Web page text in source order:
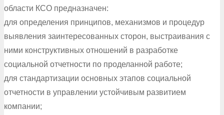
области КСО предназначен:
для определения принципов, механизмов и процедур
выявления заинтересованных сторон, выстраивания с
ними конструктивных отношений в разработке
социальной отчетности по проделанной работе;
для стандартизации основных этапов социальной
отчетности в управлении устойчивым развитием
компании;